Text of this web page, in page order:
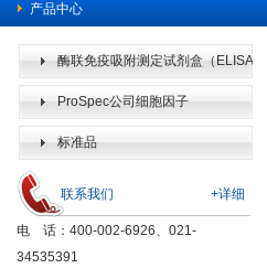
产品中心
酶联免疫吸附测定试剂盒（ELISA
KIT） ProSpec公司细胞因子
标准品
+详细
联系我们
电 话：400-002-6926、021-
34535391